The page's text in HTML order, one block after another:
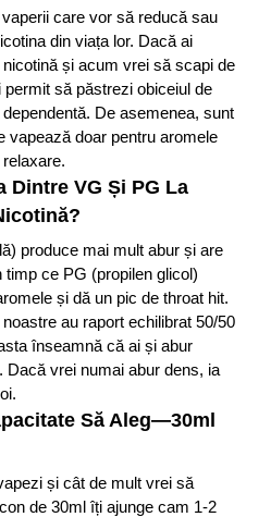
care vor să reducă sau
din viața lor. Dacă ai
și acum vrei să scapi de
să păstrezi obiceiul de
De asemenea, sunt
vapează doar pentru aromele
Dintre VG Și PG La
produce mai mult abur și are
ce PG (propilen glicol)
și dă un pic de throat hit.
au raport echilibrat 50/50
înseamnă că ai și abur
Dacă vrei numai abur dens, ia
Să Aleg—30ml
și cât de mult vrei să
de 30ml îți ajunge cam 1-2